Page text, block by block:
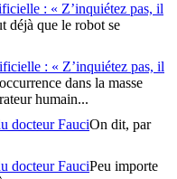
: « Z’inquiétez pas, il
déjà que le robot se
: « Z’inquiétez pas, il
dans la masse
humain...
docteur FauciOn dit, par
docteur FauciPeu importe